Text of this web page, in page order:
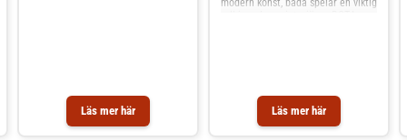
Läs mer här Läs mer här
modern konst, båda spelar en viktig
interiörer. BOTA-kollektionen finns